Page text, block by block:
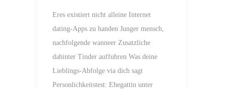
Eres existiert nicht alleine Internet
dating-Apps zu handen Junger mensch,
nachfolgende wanneer Zusatzliche
dahinter Tinder auffuhren Was deine
Lieblings-Abfolge via dich sagt
Personlichkeitstest: Ehegattin unter